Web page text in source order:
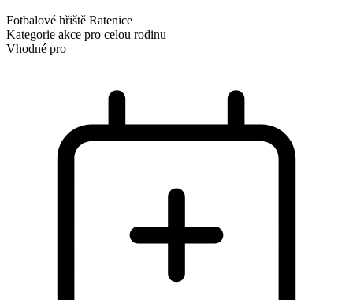
Fotbalové hřiště Ratenice
Kategorie akce pro celou rodinu
Vhodné pro